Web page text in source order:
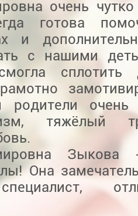
очень
готова
и
с нашими
родители
тяжёлый
Зыкова
Она